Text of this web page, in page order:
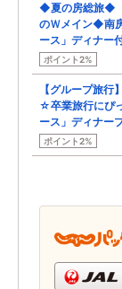
◆夏の房総旅◆
のＷメイン◆南
ース」ディナー
ポイント2%
【グループ旅
☆卒業旅行にぴ
ース」ディナー
ポイント2%